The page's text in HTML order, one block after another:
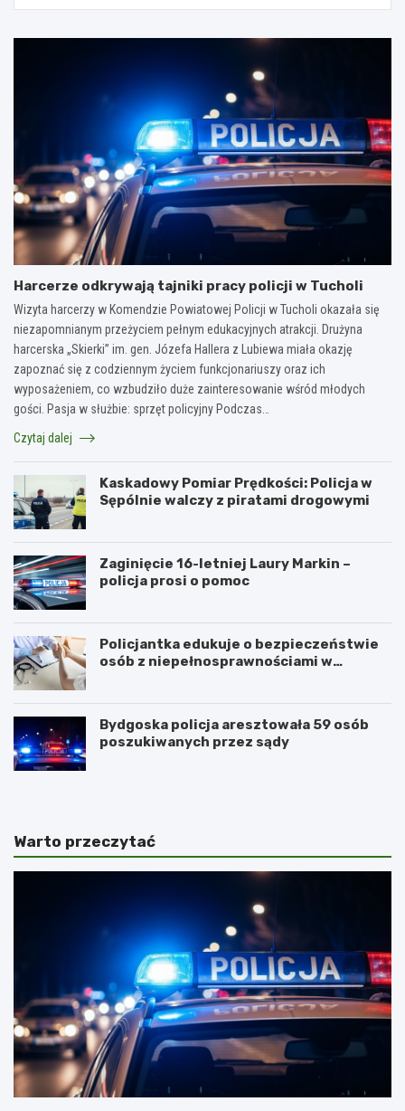
Harcerze odkrywają tajniki pracy policji w Tucholi
Wizyta harcerzy w Komendzie Powiatowej Policji w Tucholi okazała się
niezapomnianym przeżyciem pełnym edukacyjnych atrakcji. Drużyna
harcerska „Skierki” im. gen. Józefa Hallera z Lubiewa miała okazję
zapoznać się z codziennym życiem funkcjonariuszy oraz ich
wyposażeniem, co wzbudziło duże zainteresowanie wśród młodych
gości. Pasja w służbie: sprzęt policyjny Podczas…
Czytaj dalej
Kaskadowy Pomiar Prędkości: Policja w
Sępólnie walczy z piratami drogowymi
Zaginięcie 16-letniej Laury Markin –
policja prosi o pomoc
Policjantka edukuje o bezpieczeństwie
osób z niepełnosprawnościami w
Bydgoska policja aresztowała 59 osób
poszukiwanych przez sądy
Warto przeczytać